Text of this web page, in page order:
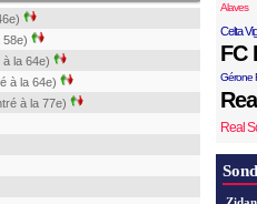
58e)
la 64e)
à la 64e)
à la 77e)
Alaves
Celta
FC
Gérone
Real